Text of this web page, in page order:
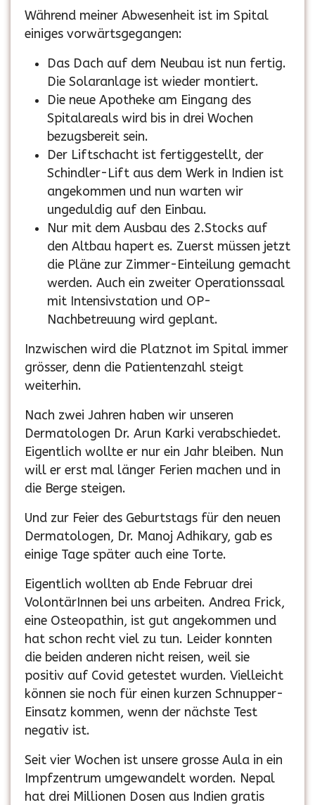
Während meiner Abwesenheit ist im Spital
einiges vorwärtsgegangen:
Das Dach auf dem Neubau ist nun fertig.
Die Solaranlage ist wieder montiert.
Die neue Apotheke am Eingang des
Spitalareals wird bis in drei Wochen
bezugsbereit sein.
Der Liftschacht ist fertiggestellt, der
Schindler-Lift aus dem Werk in Indien ist
angekommen und nun warten wir
ungeduldig auf den Einbau.
Nur mit dem Ausbau des 2.Stocks auf
den Altbau hapert es. Zuerst müssen jetzt
die Pläne zur Zimmer-Einteilung gemacht
werden. Auch ein zweiter Operationssaal
mit Intensivstation und OP-
Nachbetreuung wird geplant.
Inzwischen wird die Platznot im Spital immer
grösser, denn die Patientenzahl steigt
weiterhin.
Nach zwei Jahren haben wir unseren
Dermatologen Dr. Arun Karki verabschiedet.
Eigentlich wollte er nur ein Jahr bleiben. Nun
will er erst mal länger Ferien machen und in
die Berge steigen.
Und zur Feier des Geburtstags für den neuen
Dermatologen, Dr. Manoj Adhikary, gab es
einige Tage später auch eine Torte.
Eigentlich wollten ab Ende Februar drei
VolontärInnen bei uns arbeiten. Andrea Frick,
eine Osteopathin, ist gut angekommen und
hat schon recht viel zu tun. Leider konnten
die beiden anderen nicht reisen, weil sie
positiv auf Covid getestet wurden. Vielleicht
können sie noch für einen kurzen Schnupper-
Einsatz kommen, wenn der nächste Test
negativ ist.
Seit vier Wochen ist unsere grosse Aula in ein
Impfzentrum umgewandelt worden. Nepal
hat drei Millionen Dosen aus Indien gratis